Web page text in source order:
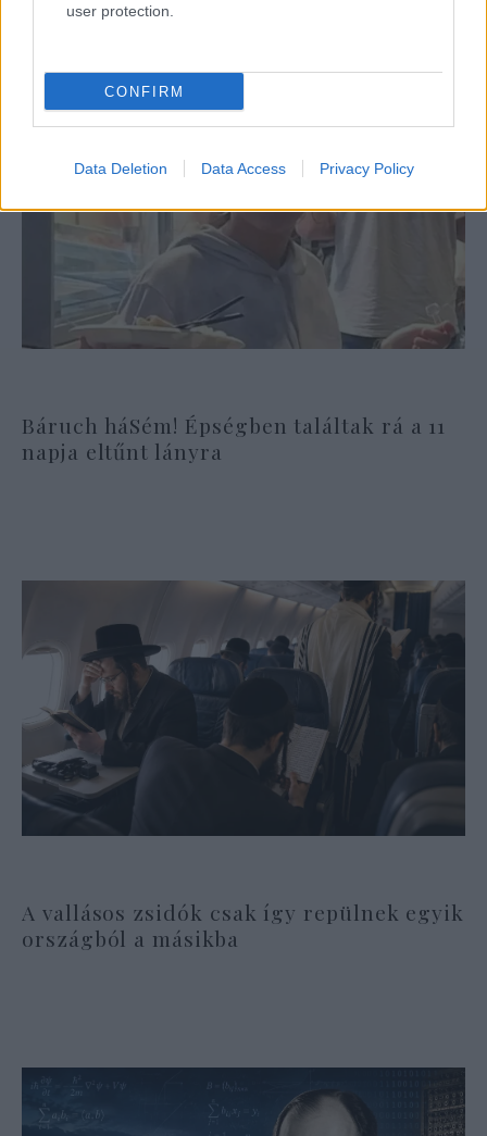
user protection.
CONFIRM
Data Deletion Data Access Privacy Policy
Báruch háSém! Épségben találtak rá a 11
napja eltűnt lányra
A vallásos zsidók csak így repülnek egyik
országból a másikba